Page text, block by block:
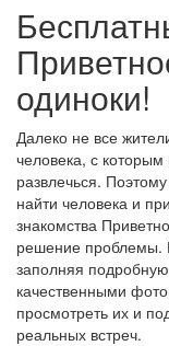
одиноки!
Далеко не все
человека, с
развлечься.
найти человека и
знакомства
решение проблемы.
заполняя
качественными
просмотреть их и
реальных встреч.